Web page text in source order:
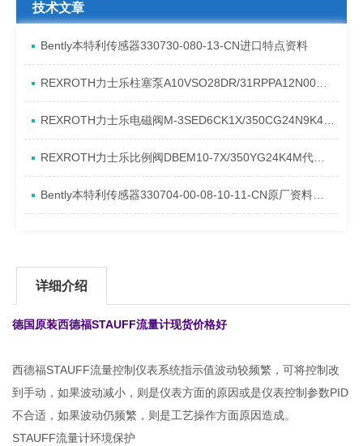
技术文章
Bently本特利传感器330730-080-13-CN进口特点资料
REXROTH力士乐柱塞泵A10VSO28DR/31RPPA12N00产品资料简介
REXROTH力士乐电磁阀M-3SED6CK1X/350CG24N9K4进口现货介绍
REXROTH力士乐比例阀DBEM10-7X/350YG24K4M代理资料
Bently本特利传感器330704-00-08-10-11-CN原厂资料介绍
详细介绍
德国原装西德福STAUFF流量计现货价格好
西德福STAUFF流量控制仪表系统指示值波动较频繁，可将控制改
到手动，如果波动减小，则是仪表方面的原因或是仪表控制参数PID
不合适，如果波动仍频繁，则是工艺操作方面原因造成。
STAUFF流量计环境保护